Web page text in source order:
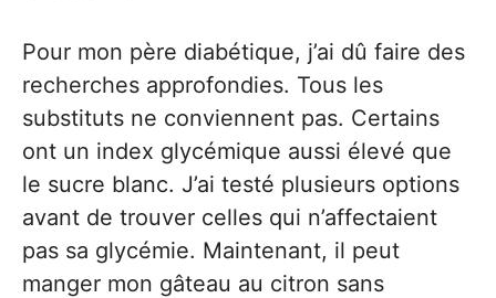
Pour mon père diabétique, j’ai dû faire des
recherches approfondies. Tous les
substituts ne conviennent pas. Certains
ont un index glycémique aussi élevé que
le sucre blanc. J’ai testé plusieurs options
avant de trouver celles qui n’affectaient
pas sa glycémie. Maintenant, il peut
manger mon gâteau au citron sans